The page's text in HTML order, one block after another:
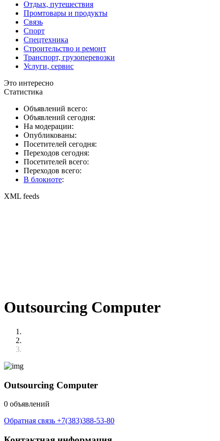
Отдых, путешествия
Промтовары и продукты
Связь
Спорт
Спецтехника
Строительство и ремонт
Транспорт, грузоперевозки
Услуги, сервис
Это интересно
Статистика
Объявлений всего:
Объявлений сегодня:
На модерации:
Опубликованы:
Посетителей сегодня:
Переходов сегодня:
Посетителей всего:
Переходов всего:
В блокноте:
XML feeds
Outsourcing Computer
Outsourcing Computer
0 объявлений
Обратная связь +7(383)388-53-80